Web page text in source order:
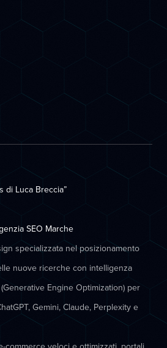
di Luca Breccia”
SEO Marche
specializzata nel posizionamento
nuove ricerche con intelligenza
Engine Optimization) per
Gemini, Claude, Perplexity e